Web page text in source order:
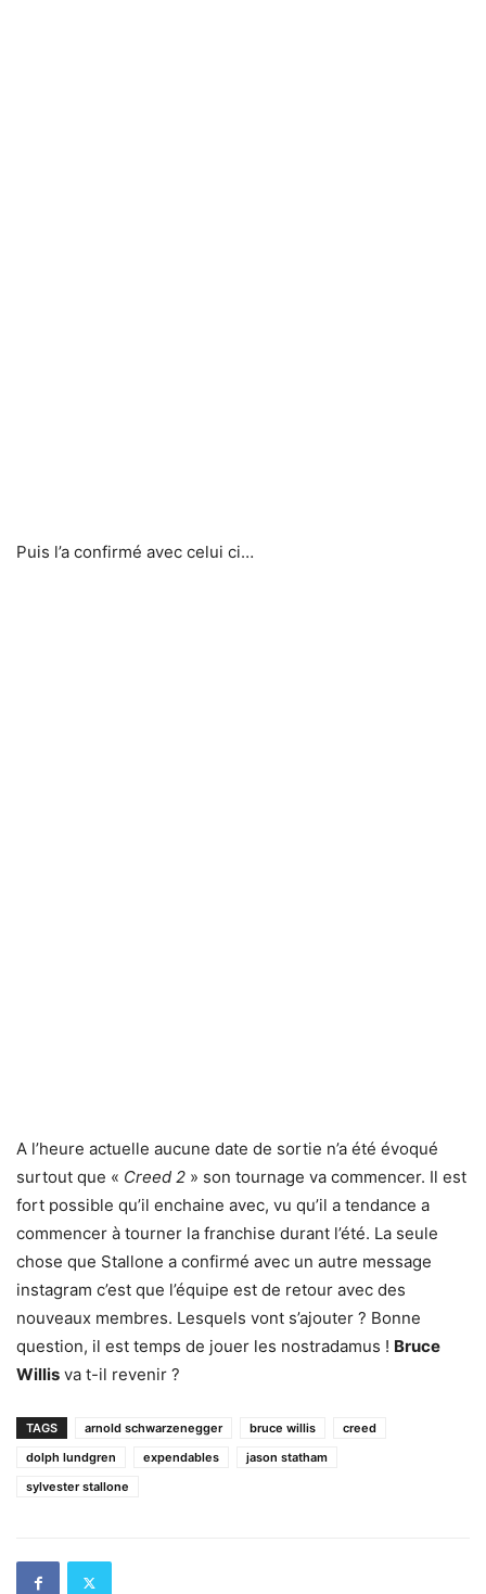
Puis l’a confirmé avec celui ci…
A l’heure actuelle aucune date de sortie n’a été évoqué
surtout que « Creed 2 » son tournage va commencer. Il est
fort possible qu’il enchaine avec, vu qu’il a tendance a
commencer à tourner la franchise durant l’été. La seule
chose que Stallone a confirmé avec un autre message
instagram c’est que l’équipe est de retour avec des
nouveaux membres. Lesquels vont s’ajouter ? Bonne
question, il est temps de jouer les nostradamus ! Bruce
Willis va t-il revenir ?
TAGS arnold schwarzenegger bruce willis
creed
dolph lundgren
expendables
jason statham
sylvester stallone